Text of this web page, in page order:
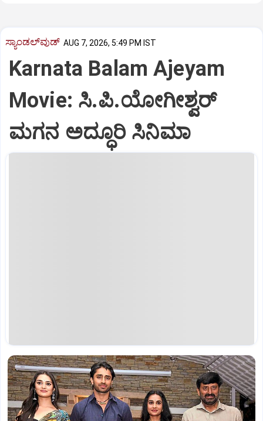
ಸ್ಯಾಂಡಲ್‌ವುಡ್‌ AUG 7, 2026, 5:49 PM IST
Karnata Balam Ajeyam
Movie: ಸಿ.ಪಿ.ಯೋಗೀಶ್ವರ್‌
ಮಗನ ಅದ್ಧೂರಿ ಸಿನಿಮಾ